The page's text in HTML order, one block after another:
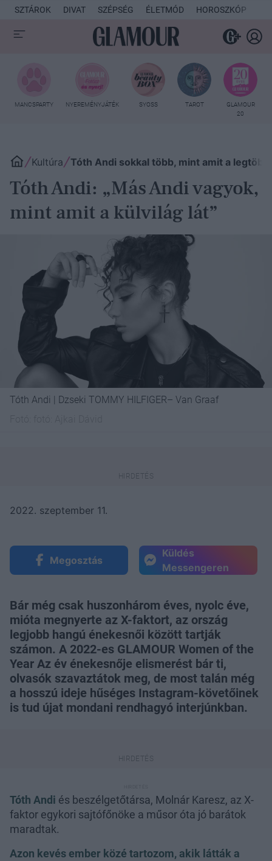
SZTÁROK DIVAT SZÉPSÉG ÉLETMÓD HOROSZKÓP
MANCSPARTY NYEREMÉNYJÁTÉK SYOSS TAROT
GLAMOUR
20
Kultúra Tóth Andi sokkal több, mint amit a
Tóth Andi: „Más Andi vagyok,
mint amit a külvilág lát”
Tóth Andi | Dzseki TOMMY HILFIGER– Van Graaf
2022. szeptember 11.
Megosztás
Küldés
Messengeren
Bár még csak huszonhárom éves, nyolc éve,
mióta megnyerte az X-faktort, az ország
legjobb hangú énekesnői között tartják
számon. A 2022-es GLAMOUR Women of the
Year Az év énekesnője elismerést bár ti,
olvasók szavaztátok meg, de most talán még
a hosszú ideje hűséges Instagram-követőinek
is tud újat mondani rendhagyó interjúnkban.
Tóth Andi és beszélgetőtársa, Molnár Karesz, az X-
faktor egykori sajtófőnöke a műsor óta jó barátok
maradtak.
Azon kevés ember közé tartozom, akik látták a